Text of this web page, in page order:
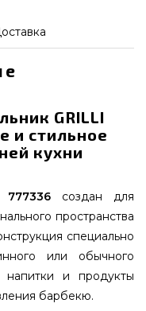
GRILLI
и стильное
кухни
777336 создан для
пространства
специально
или обычного
напитки и продукты
барбекю.